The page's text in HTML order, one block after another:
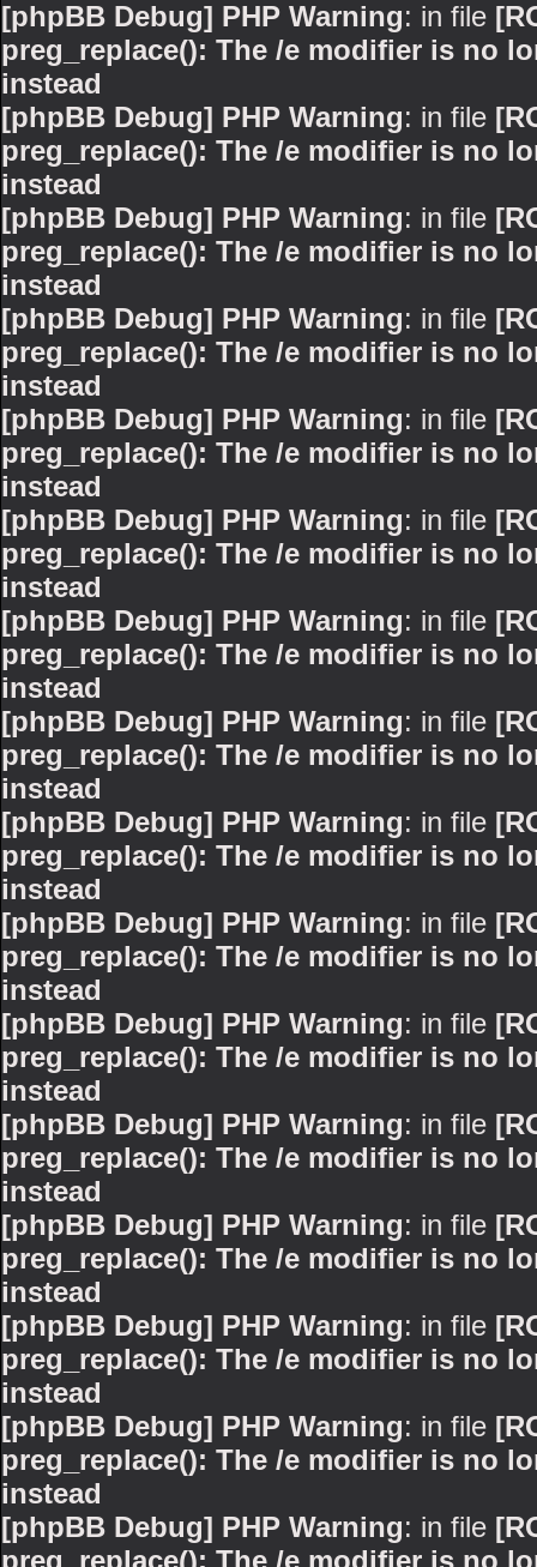
[phpBB Debug] PHP Warning: in file
preg_replace(): The /e modifier is no
instead
[phpBB Debug] PHP Warning: in file
preg_replace(): The /e modifier is no
instead
[phpBB Debug] PHP Warning: in file
preg_replace(): The /e modifier is no
instead
[phpBB Debug] PHP Warning: in file
preg_replace(): The /e modifier is no
instead
[phpBB Debug] PHP Warning: in file
preg_replace(): The /e modifier is no
instead
[phpBB Debug] PHP Warning: in file
preg_replace(): The /e modifier is no
instead
[phpBB Debug] PHP Warning: in file
preg_replace(): The /e modifier is no
instead
[phpBB Debug] PHP Warning: in file
preg_replace(): The /e modifier is no
instead
[phpBB Debug] PHP Warning: in file
preg_replace(): The /e modifier is no
instead
[phpBB Debug] PHP Warning: in file
preg_replace(): The /e modifier is no
instead
[phpBB Debug] PHP Warning: in file
preg_replace(): The /e modifier is no
instead
[phpBB Debug] PHP Warning: in file
preg_replace(): The /e modifier is no
instead
[phpBB Debug] PHP Warning: in file
preg_replace(): The /e modifier is no
instead
[phpBB Debug] PHP Warning: in file
preg_replace(): The /e modifier is no
instead
[phpBB Debug] PHP Warning: in file
preg_replace(): The /e modifier is no
instead
[phpBB Debug] PHP Warning: in file
preg_replace(): The /e modifier is no